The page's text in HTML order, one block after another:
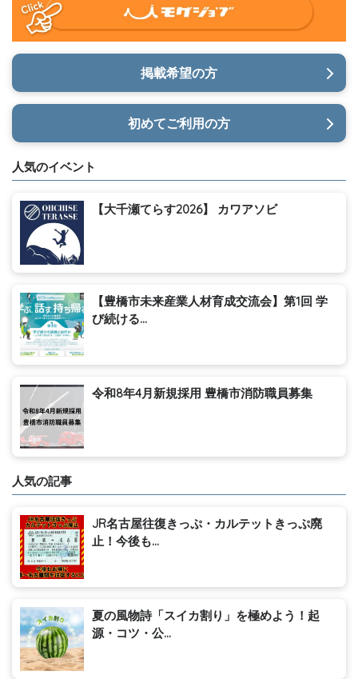
掲載希望の方
初めてご利用の方
人気のイベント
【大千瀬てらす2026】 カワアソビ
【豊橋市未来産業人材育成交流会】第1回 学
び続ける...
令和8年4月新規採用 豊橋市消防職員募集
人気の記事
JR名古屋往復きっぷ・カルテットきっぷ廃
止！今後も...
夏の風物詩「スイカ割り」を極めよう！起
源・コツ・公...